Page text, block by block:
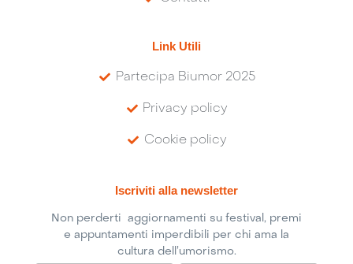
Link Utili
Partecipa Biumor 2025
Privacy policy
Cookie policy
Iscriviti alla newsletter
Non perderti aggiornamenti su festival, premi
e appuntamenti imperdibili per chi ama la
cultura dell’umorismo.